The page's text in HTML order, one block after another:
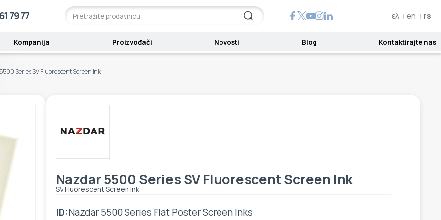
79 77 ελ en rs
Kompanija Proizvođači Novosti Blog Kontaktirajte nas
Series SV Fluorescent Screen Ink
Nazdar 5500 Series SV Fluorescent Screen Ink
SV Fluorescent Screen Ink
ID:Nazdar 5500 Series Flat Poster Screen Inks